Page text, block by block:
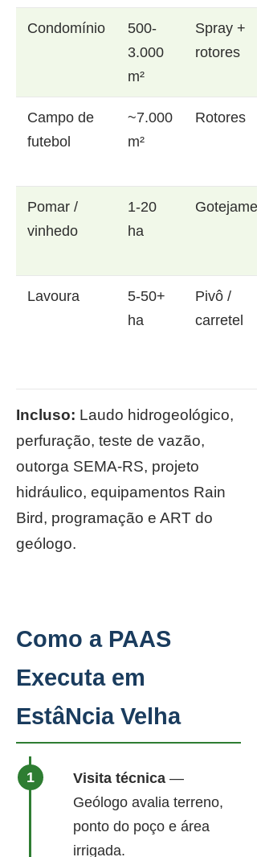
Condomínio
500-
3.000
m²
Spray +
rotores
Campo de
futebol
~7.000
m²
Rotores
Pomar /
vinhedo
1-20
ha
Lavoura
5-50+
ha
Pivô /
carretel
Incluso: Laudo hidrogeológico,
perfuração, teste de vazão,
outorga SEMA-RS, projeto
hidráulico, equipamentos Rain
Bird, programação e ART do
geólogo.
Como a PAAS
Executa em
EstâNcia Velha
Visita técnica —
Geólogo avalia terreno,
ponto do poço e área
irrigada.